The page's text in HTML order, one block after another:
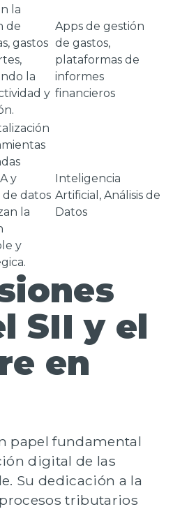
la
de
gastos
la
y
Apps de gestión
de gastos,
plataformas de
informes
financieros
y
de datos
la
y
Inteligencia
Artificial, Análisis de
Datos
SII y el
en
papel fundamental
digital de las
Su dedicación a la
tributarios